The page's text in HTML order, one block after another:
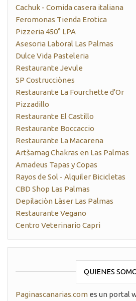
Cachuk - Comida casera italiana
Feromonas Tienda Erotica
Pizzeria 450° LPA
Asesoria Laboral Las Palmas
Dulce Vida Pasteleria
Restaurante Jevule
SP Costrucciònes
Restaurante La Fourchette d'Or
Pizzadillo
Restaurante El Castillo
Restaurante Boccaccio
Restaurante La Macarena
Artšamag Chakras en Las Palmas
Amadeus Tapas y Copas
Rayos de Sol - Alquiler Bicicletas
CBD Shop Las Palmas
Depilaciòn Làser Las Palmas
Restaurante Vegano
Centro Veterinario Capri
QUIENES
Paginascanarias.com es un portal